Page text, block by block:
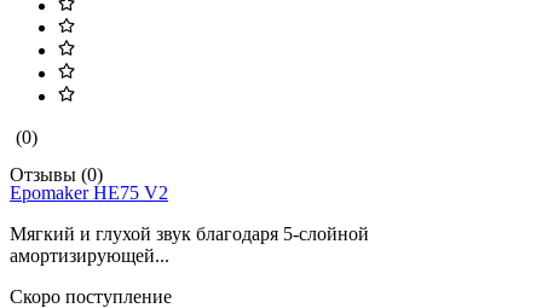
(0)
Отзывы (0)
Epomaker HE75 V2
Мягкий и глухой звук благодаря 5-слойной
амортизирующей...
Скоро поступление